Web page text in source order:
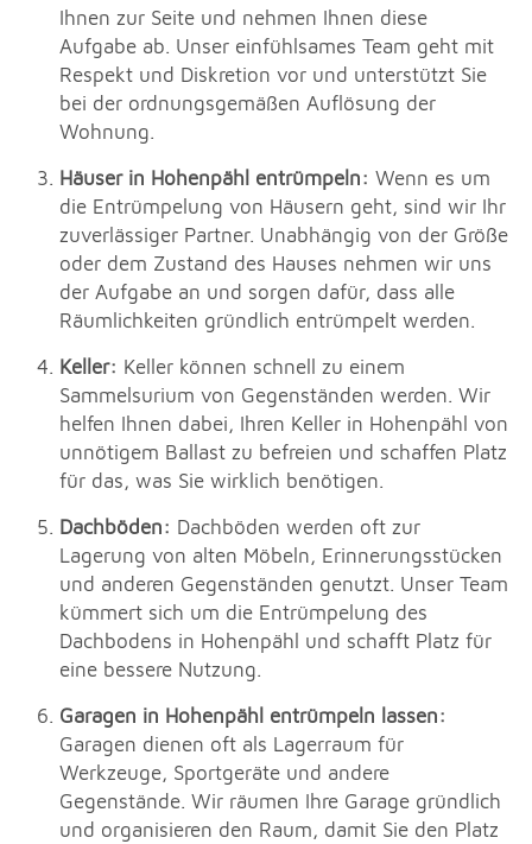
Ihnen zur Seite und nehmen Ihnen diese
Aufgabe ab. Unser einfühlsames Team geht mit
Respekt und Diskretion vor und unterstützt Sie
bei der ordnungsgemäßen Auflösung der
Wohnung.
Häuser in Hohenpähl entrümpeln: Wenn es um
die Entrümpelung von Häusern geht, sind wir Ihr
zuverlässiger Partner. Unabhängig von der Größe
oder dem Zustand des Hauses nehmen wir uns
der Aufgabe an und sorgen dafür, dass alle
Räumlichkeiten gründlich entrümpelt werden.
Keller: Keller können schnell zu einem
Sammelsurium von Gegenständen werden. Wir
helfen Ihnen dabei, Ihren Keller in Hohenpähl von
unnötigem Ballast zu befreien und schaffen Platz
für das, was Sie wirklich benötigen.
Dachböden: Dachböden werden oft zur
Lagerung von alten Möbeln, Erinnerungsstücken
und anderen Gegenständen genutzt. Unser Team
kümmert sich um die Entrümpelung des
Dachbodens in Hohenpähl und schafft Platz für
eine bessere Nutzung.
Garagen in Hohenpähl entrümpeln lassen:
Garagen dienen oft als Lagerraum für
Werkzeuge, Sportgeräte und andere
Gegenstände. Wir räumen Ihre Garage gründlich
und organisieren den Raum, damit Sie den Platz